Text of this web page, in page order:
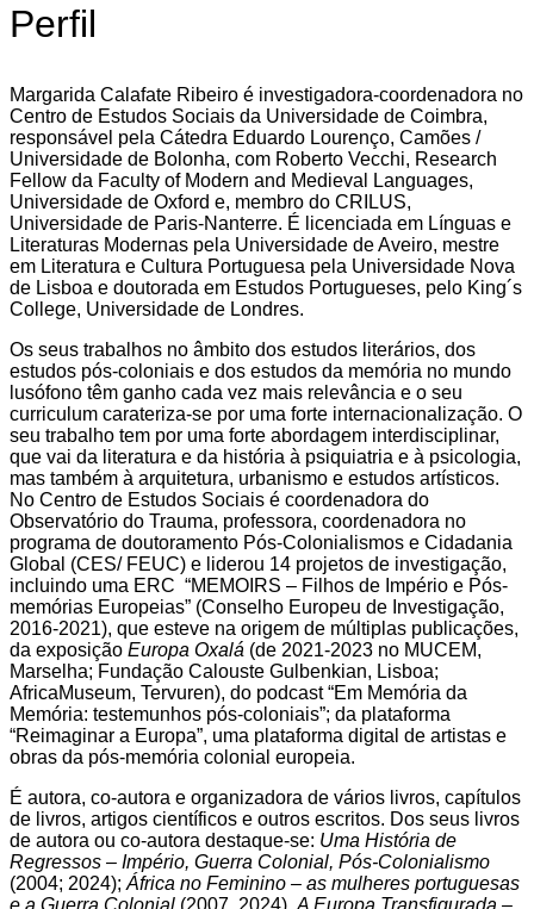
Perfil
Margarida Calafate Ribeiro é investigadora-coordenadora no
Centro de Estudos Sociais da Universidade de Coimbra,
responsável pela Cátedra Eduardo Lourenço, Camões /
Universidade de Bolonha, com Roberto Vecchi, Research
Fellow da Faculty of Modern and Medieval Languages,
Universidade de Oxford e, membro do CRILUS,
Universidade de Paris-Nanterre. É licenciada em Línguas e
Literaturas Modernas pela Universidade de Aveiro, mestre
em Literatura e Cultura Portuguesa pela Universidade Nova
de Lisboa e doutorada em Estudos Portugueses, pelo King´s
College, Universidade de Londres.
Os seus trabalhos no âmbito dos estudos literários, dos
estudos pós-coloniais e dos estudos da memória no mundo
lusófono têm ganho cada vez mais relevância e o seu
curriculum carateriza-se por uma forte internacionalização. O
seu trabalho tem por uma forte abordagem interdisciplinar,
que vai da literatura e da história à psiquiatria e à psicologia,
mas também à arquitetura, urbanismo e estudos artísticos.
No Centro de Estudos Sociais é coordenadora do
Observatório do Trauma, professora, coordenadora no
programa de doutoramento Pós-Colonialismos e Cidadania
Global (CES/ FEUC) e liderou 14 projetos de investigação,
incluindo uma ERC “MEMOIRS – Filhos de Império e Pós-
memórias Europeias” (Conselho Europeu de Investigação,
2016-2021), que esteve na origem de múltiplas publicações,
da exposição Europa Oxalá (de 2021-2023 no MUCEM,
Marselha; Fundação Calouste Gulbenkian, Lisboa;
AfricaMuseum, Tervuren), do podcast “Em Memória da
Memória: testemunhos pós-coloniais”; da plataforma
“Reimaginar a Europa”, uma plataforma digital de artistas e
obras da pós-memória colonial europeia.
É autora, co-autora e organizadora de vários livros, capítulos
de livros, artigos científicos e outros escritos. Dos seus livros
de autora ou co-autora destaque-se: Uma História de
Regressos – Império, Guerra Colonial, Pós-Colonialismo
(2004; 2024); África no Feminino – as mulheres portuguesas
e a Guerra Colonial (2007, 2024), A Europa Transfigurada –